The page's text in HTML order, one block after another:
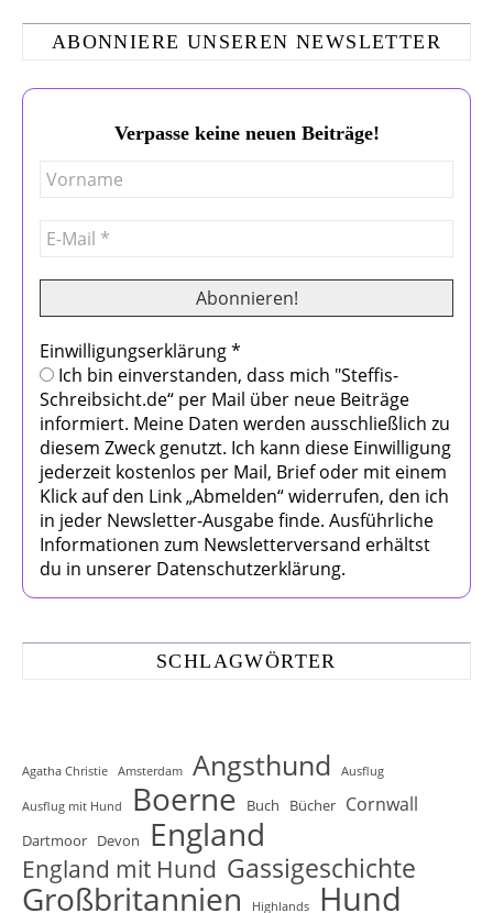
ABONNIERE UNSEREN NEWSLETTER
Verpasse keine neuen Beiträge!
Einwilligungserklärung*
Ich bin einverstanden, dass mich "Steffis-
Schreibsicht.de“ per Mail über neue Beiträge
informiert. Meine Daten werden ausschließlich zu
diesem Zweck genutzt. Ich kann diese Einwilligung
jederzeit kostenlos per Mail, Brief oder mit einem
Klick auf den Link „Abmelden“ widerrufen, den ich
in jeder Newsletter-Ausgabe finde. Ausführliche
Informationen zum Newsletterversand erhältst
du in unserer Datenschutzerklärung.
SCHLAGWÖRTER
Agatha Christie Amsterdam Angsthund Ausflug
Ausflug mit Hund Boerne Buch Bücher Cornwall
Dartmoor Devon England
England mit Hund Gassigeschichte
Großbritannien Highlands Hund